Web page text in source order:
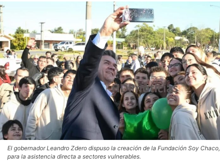
El gobernador Leandro Zdero dispuso la creación de la Fundación Soy Chaco,
para la asistencia directa a sectores vulnerables.